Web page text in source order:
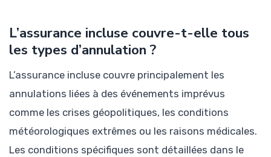
L’assurance incluse couvre-t-elle tous
les types d’annulation ?
L’assurance incluse couvre principalement les
annulations liées à des événements imprévus
comme les crises géopolitiques, les conditions
météorologiques extrêmes ou les raisons médicales.
Les conditions spécifiques sont détaillées dans le